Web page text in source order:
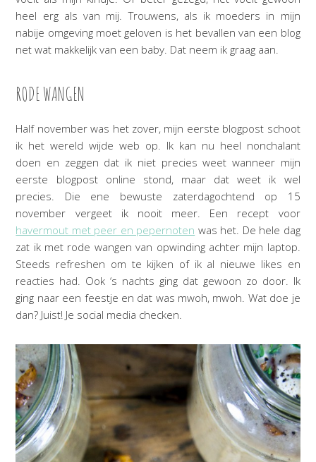
heel erg als van mij. Trouwens, als ik moeders in mijn
nabije omgeving moet geloven is het bevallen van een blog
net wat makkelijk van een baby. Dat neem ik graag aan.
RODE WANGEN
Half november was het zover, mijn eerste blogpost schoot
ik het wereld wijde web op. Ik kan nu heel nonchalant
doen en zeggen dat ik niet precies weet wanneer mijn
eerste blogpost online stond, maar dat weet ik wel
precies. Die ene bewuste zaterdagochtend op 15
november vergeet ik nooit meer. Een recept voor
havermout met peer en pepernoten was het. De hele dag
zat ik met rode wangen van opwinding achter mijn laptop.
Steeds refreshen om te kijken of ik al nieuwe likes en
reacties had. Ook ‘s nachts ging dat gewoon zo door. Ik
ging naar een feestje en dat was mwoh, mwoh. Wat doe je
dan? Juist! Je social media checken.